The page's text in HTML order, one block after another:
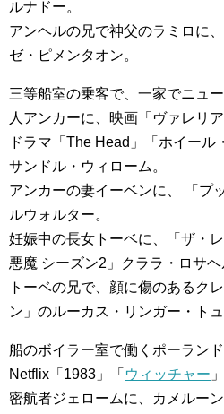
ルナドー。
アンヘルの兄で神父のラミロに
ゼ・ピメンタオン。
三等船室の乗客で、一家でニュ
人アンカーに、映画「ヴァレリ
ドラマ「The Head」「ホイール
サンドル・ウィローム。
アンカーの妻イーベンに、 「プ
ルウォルター。
妊娠中の長女トーベに、「ザ・
悪魔 シーズン2」クララ・ロサヘ
トーベの兄で、顔に傷のあるク
ン」のルーカス・リンガー・トュ
船のボイラー室で働くポーランド
Netflix「1983」「 ウィッチャー
密航者ジェロームに、カメルー